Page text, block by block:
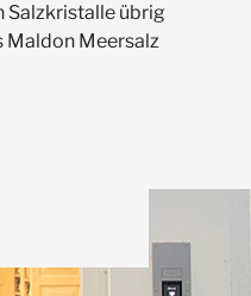
Salzkristalle übrig
Maldon Meersalz